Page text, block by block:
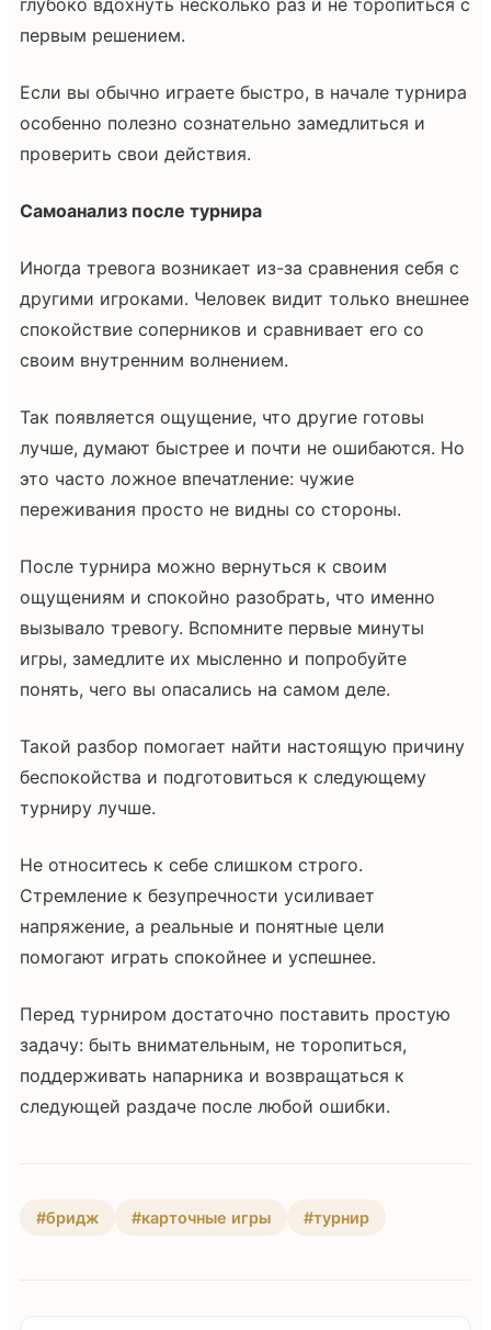
первым решением.
Если вы обычно играете быстро, в начале турнира
особенно полезно сознательно замедлиться и
проверить свои действия.
Самоанализ после турнира
Иногда тревога возникает из-за сравнения себя с
другими игроками. Человек видит только внешнее
спокойствие соперников и сравнивает его со
своим внутренним волнением.
Так появляется ощущение, что другие готовы
лучше, думают быстрее и почти не ошибаются. Но
это часто ложное впечатление: чужие
переживания просто не видны со стороны.
После турнира можно вернуться к своим
ощущениям и спокойно разобрать, что именно
вызывало тревогу. Вспомните первые минуты
игры, замедлите их мысленно и попробуйте
понять, чего вы опасались на самом деле.
Такой разбор помогает найти настоящую причину
беспокойства и подготовиться к следующему
турниру лучше.
Не относитесь к себе слишком строго.
Стремление к безупречности усиливает
напряжение, а реальные и понятные цели
помогают играть спокойнее и успешнее.
Перед турниром достаточно поставить простую
задачу: быть внимательным, не торопиться,
поддерживать напарника и возвращаться к
следующей раздаче после любой ошибки.
#бридж #карточные игры #турнир